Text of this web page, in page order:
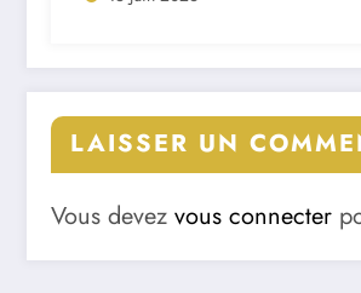
LAISSER UN
Vous devez vous connecter